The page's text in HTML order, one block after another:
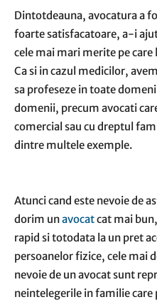
Dintotdeauna, avocatura a
foarte satisfacatoare, a-i
cele mai mari merite pe care
Ca si in cazul medicilor,
sa profeseze in toate
domenii, precum avocati
comercial sau cu dreptul
dintre multele exemple.
Atunci cand este nevoie de
dorim unavocatcat mai
rapid si totodata la un pret
persoanelor fizice, cele mai
nevoie de un avocat sunt
neintelegerile in familie care